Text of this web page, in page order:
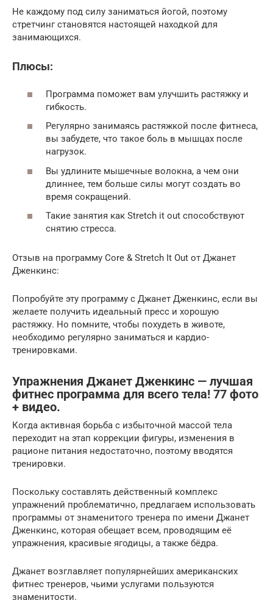
Не каждому под силу заниматься йогой, поэтому
стретчинг становятся настоящей находкой для
занимающихся.
Плюсы:
Программа поможет вам улучшить растяжку и
гибкость.
Регулярно занимаясь растяжкой после фитнеса,
вы забудете, что такое боль в мышцах после
нагрузок.
Вы удлините мышечные волокна, а чем они
длиннее, тем больше силы могут создать во
время сокращений.
Такие занятия как Stretch it out способствуют
снятию стресса.
Отзыв на программу Core & Stretch It Out от Джанет
Дженкинс:
Попробуйте эту программу с Джанет Дженкинс, если вы
желаете получить идеальный пресс и хорошую
растяжку. Но помните, чтобы похудеть в животе,
необходимо регулярно заниматься и кардио-
тренировками.
Упражнения Джанет Дженкинс — лучшая
фитнес программа для всего тела! 77 фото
+ видео.
Когда активная борьба с избыточной массой тела
переходит на этап коррекции фигуры, изменения в
рационе питания недостаточно, поэтому вводятся
тренировки.
Поскольку составлять действенный комплекс
упражнений проблематично, предлагаем использовать
программы от знаменитого тренера по имени Джанет
Дженкинс, которая обещает всем, проводящим её
упражнения, красивые ягодицы, а также бёдра.
Джанет возглавляет популярнейших американских
фитнес тренеров, чьими услугами пользуются
знаменитости.